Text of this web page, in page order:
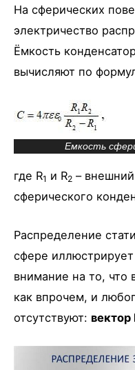
На сферических
электричество
Ёмкость
вычисляют по
Емкость
где R1 и R2 –
сферического
Распределение
сфере
внимание на то, что
как впрочем, и
отсутствуют: